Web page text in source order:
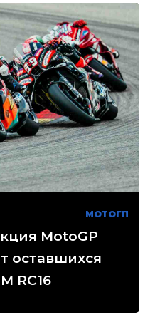
МОТОГП
MotoGP
оставшихся
RC16